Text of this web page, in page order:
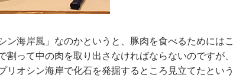
海岸風」なのかというと、豚肉を食べるためにはこ
って中の肉を取り出さなければならないのですが、
リオシン海岸で化石を発掘するところ見立てたという